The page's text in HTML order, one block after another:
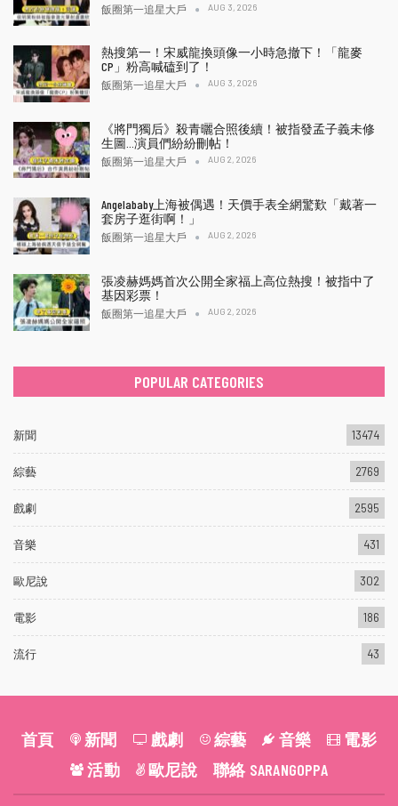
飯圈第一追星大戶 AUG 3, 2026
熱搜第一！宋威龍換頭像一小時急撤下！「龍麥
CP」粉高喊磕到了！
飯圈第一追星大戶 AUG 3, 2026
《將門獨后》殺青曬合照後續！被指發孟子義未修
生圖…演員們紛紛刪帖！
飯圈第一追星大戶 AUG 2, 2026
Angelababy上海被偶遇！天價手表全網驚歎「戴著一
套房子逛街啊！」
飯圈第一追星大戶 AUG 2, 2026
張凌赫媽媽首次公開全家福上高位熱搜！被指中了
基因彩票！
飯圈第一追星大戶 AUG 2, 2026
POPULAR CATEGORIES
新聞 13474
綜藝 2769
戲劇 2595
音樂 431
歐尼說 302
電影 186
流行 43
首頁 新聞 戲劇 綜藝 音樂
電影
活動
歐尼說 聯絡 SARANGOPPA